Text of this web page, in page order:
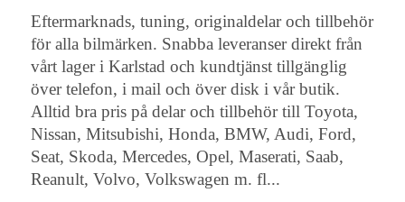
Eftermarknads, tuning, originaldelar och tillbehör
för alla bilmärken. Snabba leveranser direkt från
vårt lager i Karlstad och kundtjänst tillgänglig
över telefon, i mail och över disk i vår butik.
Alltid bra pris på delar och tillbehör till Toyota,
Nissan, Mitsubishi, Honda, BMW, Audi, Ford,
Seat, Skoda, Mercedes, Opel, Maserati, Saab,
Reanult, Volvo, Volkswagen m. fl...